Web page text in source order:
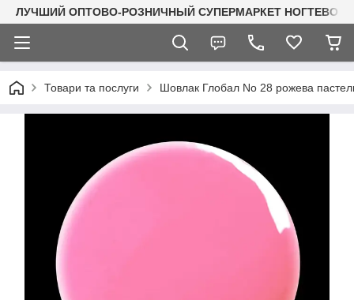
ЛУЧШИЙ ОПТОВО-РОЗНИЧНЫЙ СУПЕРМАРКЕТ
Товари та послуги Шовлак Глобал No 28 рожева